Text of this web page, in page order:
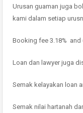
Urusan guaman juga
kami dalam setiap
Booking fee 3.18% and
Loan dan lawyer juga
Semak kelayakan loan
Semak nilai hartanah